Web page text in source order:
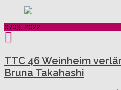
0703, 2022
TTC 46 Weinheim
Bruna Takahashi